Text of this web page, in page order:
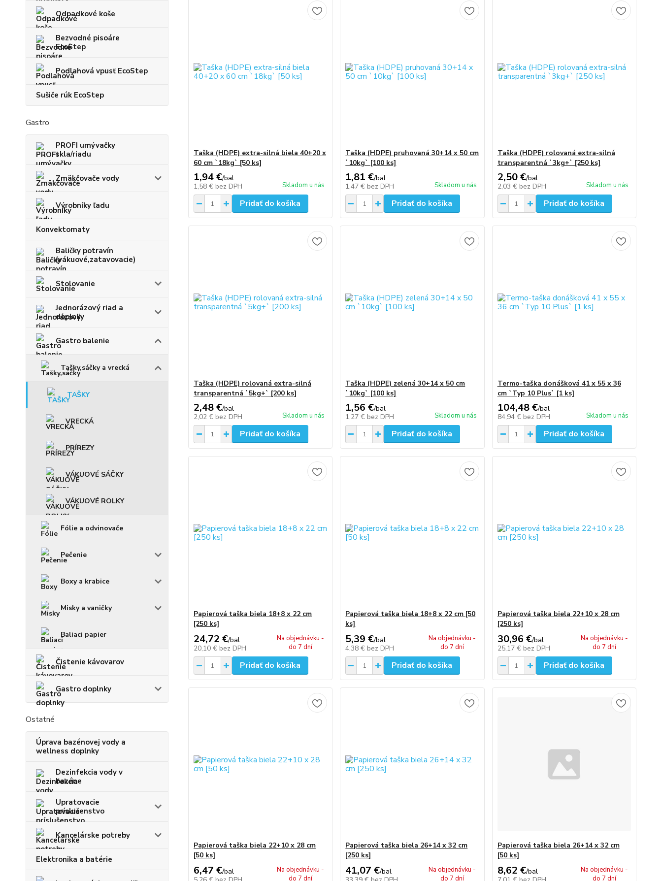
Odpadkové koše
Bezvodné pisoáre
EcoStep
Podlahová vpusť EcoStep
Sušiče rúk EcoStep
Gastro
PROFI umývačky
skla/riadu
Zmäkčovače vody
Výrobníky ľadu
Konvektomaty
Baličky potravín
(vákuové,zatavovacie)
Stolovanie
Jednorázový riad a
doplnky
Gastro balenie
Tašky,sáčky a vrecká
TAŠKY
VRECKÁ
PRÍREZY
VÁKUOVÉ SÁČKY
VÁKUOVÉ ROLKY
Fólie a odvinovače
Pečenie
Boxy a krabice
Misky a vaničky
Baliaci papier
Čistenie kávovarov
Gastro doplnky
Ostatné
Úprava bazénovej vody a
wellness doplnky
Dezinfekcia vody v
bazéne
Upratovacie
príslušenstvo
Kancelárske potreby
Elektronika a batérie
Taška (HDPE) extra-silná biela 40+20 x
60 cm `18kg` [50 ks]
1,94 €/bal
1,58 € bez DPH Skladom u nás
Pridať do košíka
Taška (HDPE) pruhovaná 30+14 x 50 cm
`10kg` [100 ks]
1,81 €/bal
1,47 € bez DPH Skladom u nás
Pridať do košíka
Taška (HDPE) rolovaná extra-silná
transparentná `3kg+` [250 ks]
2,50 €/bal
2,03 € bez DPH Skladom u nás
Pridať do košíka
Taška (HDPE) rolovaná extra-silná
transparentná `5kg+` [200 ks]
2,48 €/bal
2,02 € bez DPH Skladom u nás
Pridať do košíka
Taška (HDPE) zelená 30+14 x 50 cm
`10kg` [100 ks]
1,56 €/bal
1,27 € bez DPH Skladom u nás
Pridať do košíka
Termo-taška donášková 41 x 55 x 36
cm `Typ 10 Plus` [1 ks]
104,48 €/bal
84,94 € bez DPH Skladom u nás
Pridať do košíka
Papierová taška biela 18+8 x 22 cm
[250 ks]
24,72 €/bal
20,10 € bez DPH
Na objednávku -
do 7 dní
Pridať do košíka
Papierová taška biela 18+8 x 22 cm [50
ks]
5,39 €/bal
4,38 € bez DPH
Na objednávku -
do 7 dní
Pridať do košíka
Papierová taška biela 22+10 x 28 cm
[250 ks]
30,96 €/bal
25,17 € bez DPH
Na objednávku -
do 7 dní
Pridať do košíka
Papierová taška biela 22+10 x 28 cm
[50 ks]
6,47 €/bal
Na objednávku -
do 7 dní
Papierová taška biela 26+14 x 32 cm
[250 ks]
41,07 €/bal
Na objednávku -
do 7 dní
Papierová taška biela 26+14 x 32 cm
[50 ks]
8,62 €/bal
Na objednávku -
do 7 dní